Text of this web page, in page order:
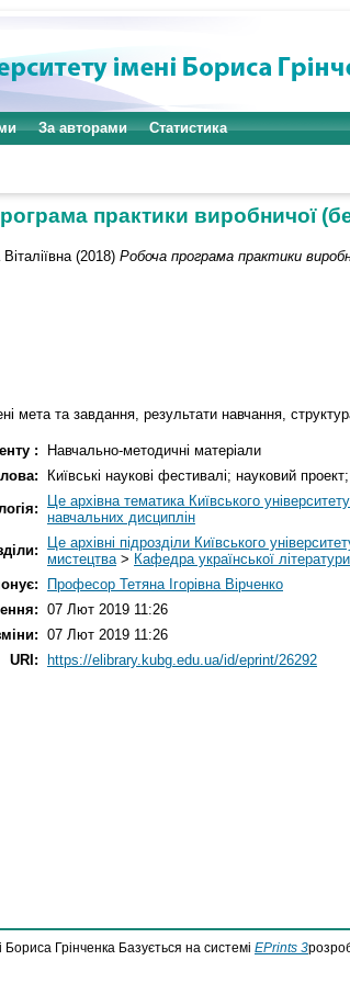
За авторами Статистика
практики виробничої
(2018) Робоча програма практики
мета та завдання, результати навчання,
:
Навчально-методичні матеріали
Київські наукові фестивалі; науковий
Це архівна тематика Київського
навчальних дисциплін
Це архівні підрозділи Київського
мистецтва > Кафедра української
Професор Тетяна Ігорівна Вірченко
07 Лют 2019 11:26
07 Лют 2019 11:26
URI:
https://elibrary.kubg.edu.ua/id/eprint/26292
Бориса Грінченка Базується на системі EPrints 3